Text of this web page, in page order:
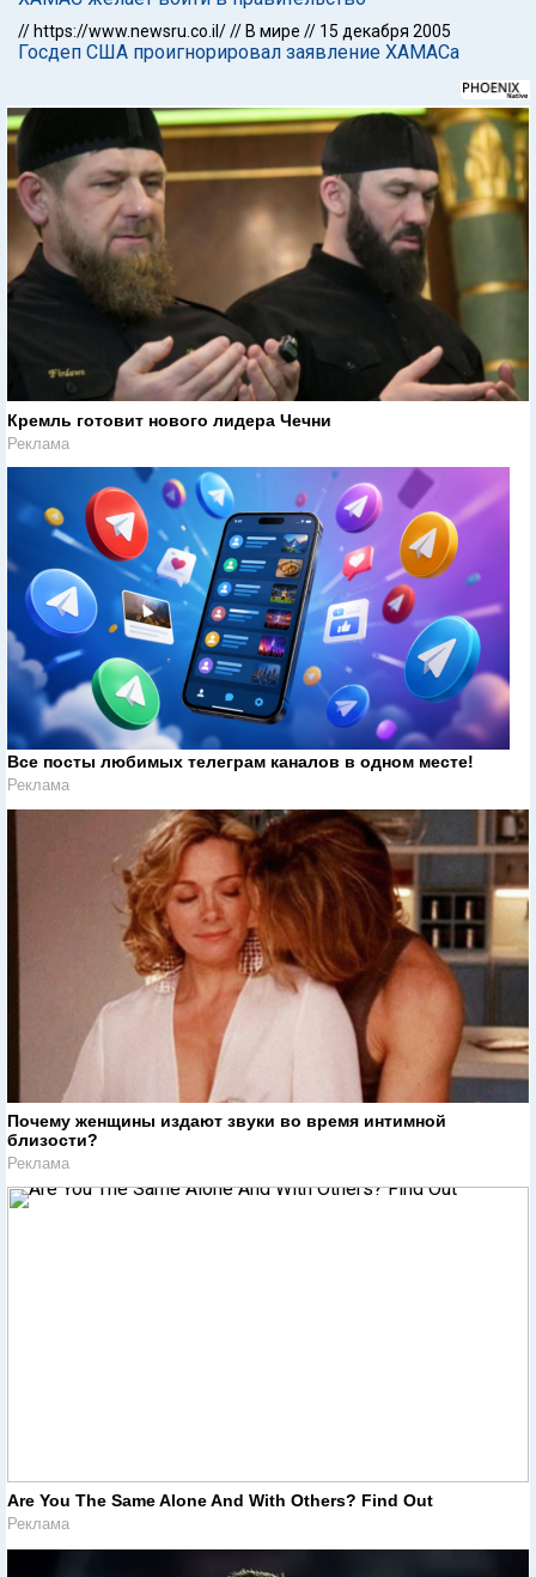
// https://www.newsru.co.il/// В мире // 15 декабря 2005
Госдеп США проигнорировал заявление ХАМАСа
Кремль готовит нового лидера Чечни
Реклама
Все посты любимых телеграм каналов в одном месте!
Реклама
Почему женщины издают звуки во время интимной
близости?
Реклама
Are You The Same Alone And With Others? Find Out
Реклама